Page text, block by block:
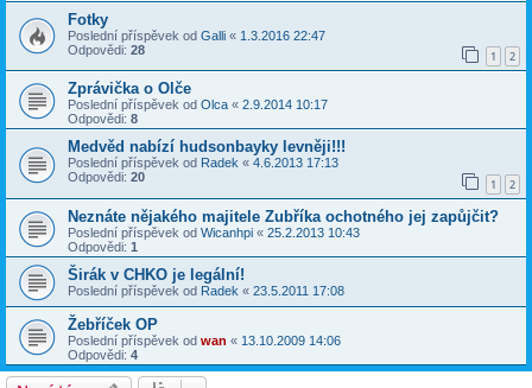
Fotky
Poslední příspěvek od Galli « 1.3.2016 22:47
Odpovědi: 28 1 2
Zprávička o Olče
Poslední příspěvek od Olca « 2.9.2014 10:17
Odpovědi: 8
Medvěd nabízí hudsonbayky levněji!!!
Poslední příspěvek od Radek « 4.6.2013 17:13
Odpovědi: 20 1 2
Neznáte nějakého majitele Zubříka ochotného jej zapůjčit?
Poslední příspěvek od Wicanhpi « 25.2.2013 10:43
Odpovědi: 1
Širák v CHKO je legální!
Poslední příspěvek od Radek « 23.5.2011 17:08
Žebříček OP
Poslední příspěvek od wan « 13.10.2009 14:06
Odpovědi: 4